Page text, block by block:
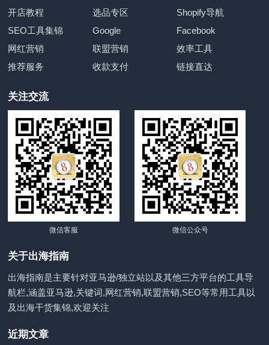
开店教程
选品专区
Shopify导航
SEO工具集锦
Google
Facebook
网红营销
联盟营销
效率工具
推荐服务
收款支付 链接直达
关注交流
微信客服 微信公众号
关于出海指南
出海指南是主要针对亚马逊/独立站以及其他三方平台的工具导
航栏,涵盖亚马逊,关键词,网红营销,联盟营销,SEO等常用工具以
及出海干货集锦,欢迎关注
近期文章